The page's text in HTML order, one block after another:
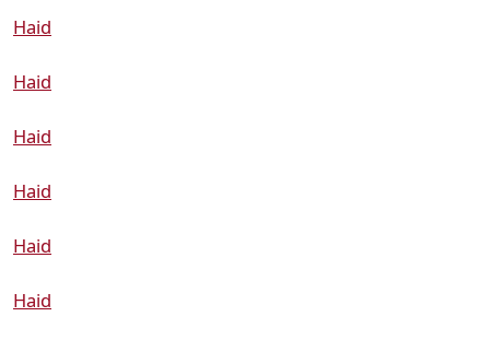
Haid
Haid
Haid
Haid
Haid
Haid